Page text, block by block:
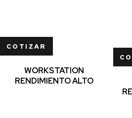
COTIZAR
WORKSTATION
RENDIMIENTO ALTO